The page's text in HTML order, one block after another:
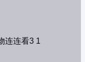
连连看3 1